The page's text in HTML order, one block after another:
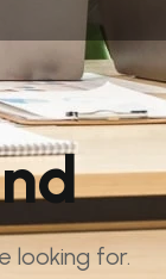
looking for.